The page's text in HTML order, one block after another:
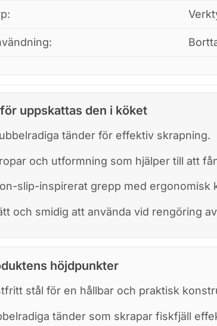
uppskattas den i köket
tänder för effektiv skrapning.
och utformning som hjälper till att
slip-inspirerat grepp med ergonomisk
och smidig att använda vid rengöring
höjdpunkter
stål för en hållbar och praktisk
tänder som skrapar fiskfjäll